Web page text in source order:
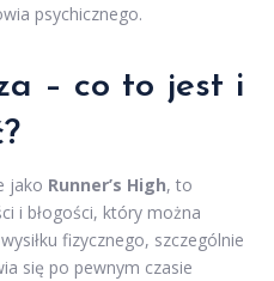
psychicznego.
– co to jest i
jako Runner’s High, to
i błogości, który można
fizycznego, szczególnie
się po pewnym czasie